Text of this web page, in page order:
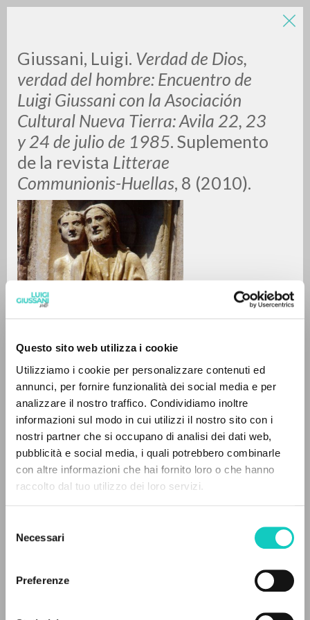
Questo sito web utilizza i cookie
Utilizziamo i cookie per personalizzare contenuti ed
annunci, per fornire funzionalità dei social media e per
analizzare il nostro traffico. Condividiamo inoltre
informazioni sul modo in cui utilizzi il nostro sito con i
nostri partner che si occupano di analisi dei dati web,
pubblicità e social media, i quali potrebbero combinarle
con altre informazioni che hai fornito loro o che hanno
raccolto dal tuo utilizzo dei loro servizi.
delNecessari
Preferenze
Giussani, Luigi. Verdad de Dios,
verdad del hombre: Encuentro de
Luigi Giussani con la Asociación
Cultural Nueva Tierra: Avila 22, 23
y 24 de julio de 1985. Suplemento
de la revista Litterae
Communionis-Huellas, 8 (2010).
Arbona GuadalupeRevisor
Español
LUIGI
GIUSSANI
scritti
BÚSQUEDA AVANZADA »
0DOCUMENTOS ENCONTRADOS
RESULTADOS SUCESIVOS